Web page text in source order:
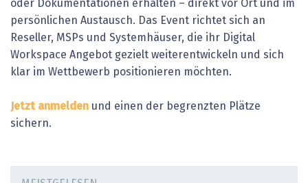
oder Dokumentationen erhalten – direkt vor Ort und im
persönlichen Austausch. Das Event richtet sich an
Reseller, MSPs und Systemhäuser, die ihr Digital
Workspace Angebot gezielt weiterentwickeln und sich
klar im Wettbewerb positionieren möchten.
Jetzt anmelden und einen der begrenzten Plätze
sichern.